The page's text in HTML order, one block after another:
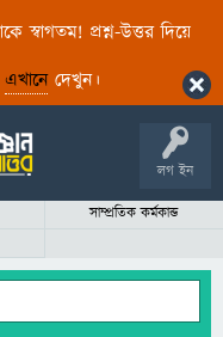
স্বাগতম! প্রশ্ন-উত্তর দিয়ে
এখানেদেখুন।
লগ ইন
সাম্প্রতিক কর্মকান্ড